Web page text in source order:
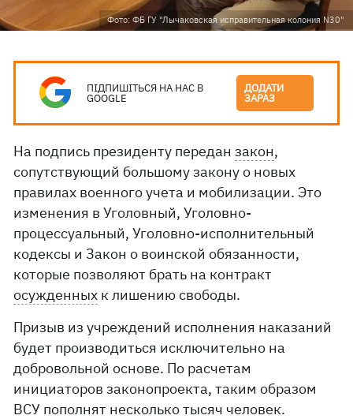
Фото: ФБ ГУ "Лычаковская исправительная колония N30"
ПІДПИШІТЬСЯ НА НАС В
GOOGLE
ДОДАТИ
ЗАРАЗ
На подпись президенту переданзакон,
сопутствующий большому закону о новых
правилах военного учета и мобилизации. Это
изменения в Уголовный, Уголовно-
процессуальный, Уголовно-исполнительный
кодексы и Закон о воинской обязанности,
которые позволяют брать на контракт
осужденных к лишению свободы.
Призыв из учреждений исполнения наказаний
будет производиться исключительно на
добровольной основе. По расчетам
инициаторов законопроекта, таким образом
ВСУ пополнят несколько тысяч человек.